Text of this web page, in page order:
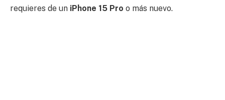
requieres de un iPhone 15 Pro o más nuevo.